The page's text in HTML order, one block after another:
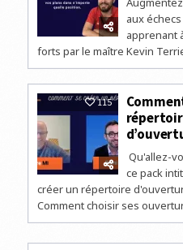
aux
apprenant
forts par le maître Kevin
115
Qu'allez-
ce pack
créer un répertoire
Comment choisir ses